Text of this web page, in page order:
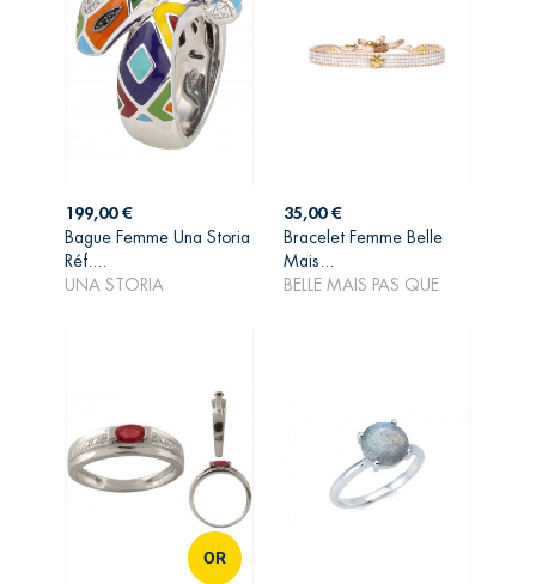
Prix
199,00 €
Bague Femme Una Storia
Réf....
UNA STORIA
AJOUTER AU
Prix
35,00 €
Bracelet Femme Belle
Mais...
BELLE MAIS PAS QUE
AJOUTER AU
OR